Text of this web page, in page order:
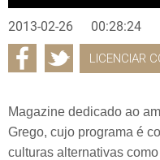
2013-02-26 00:28:24
LICENCIAR
Magazine dedicado ao
Grego, cujo programa é
culturas alternativas